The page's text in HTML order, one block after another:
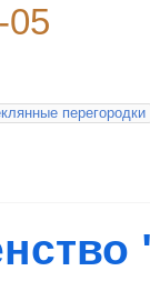
05
перегородки